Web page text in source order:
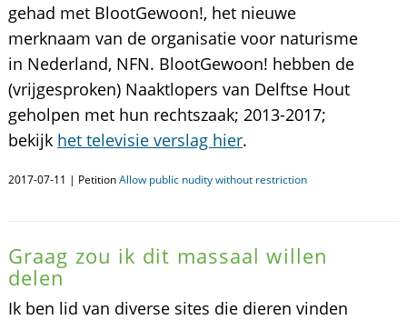
gehad met BlootGewoon!, het nieuwe
merknaam van de organisatie voor naturisme
in Nederland, NFN. BlootGewoon! hebben de
(vrijgesproken) Naaktlopers van Delftse Hout
geholpen met hun rechtszaak; 2013-2017;
bekijk het televisie verslag hier.
2017-07-11 | PetitionAllow public nudity without restriction
Graag zou ik dit massaal willen
delen
Ik ben lid van diverse sites die dieren vinden